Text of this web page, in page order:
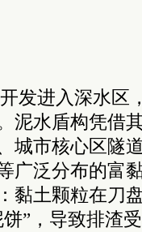
发进入深水区
泥水盾构凭借
城市核心区隧
广泛分布的富
黏土颗粒在刀
”，导致排渣